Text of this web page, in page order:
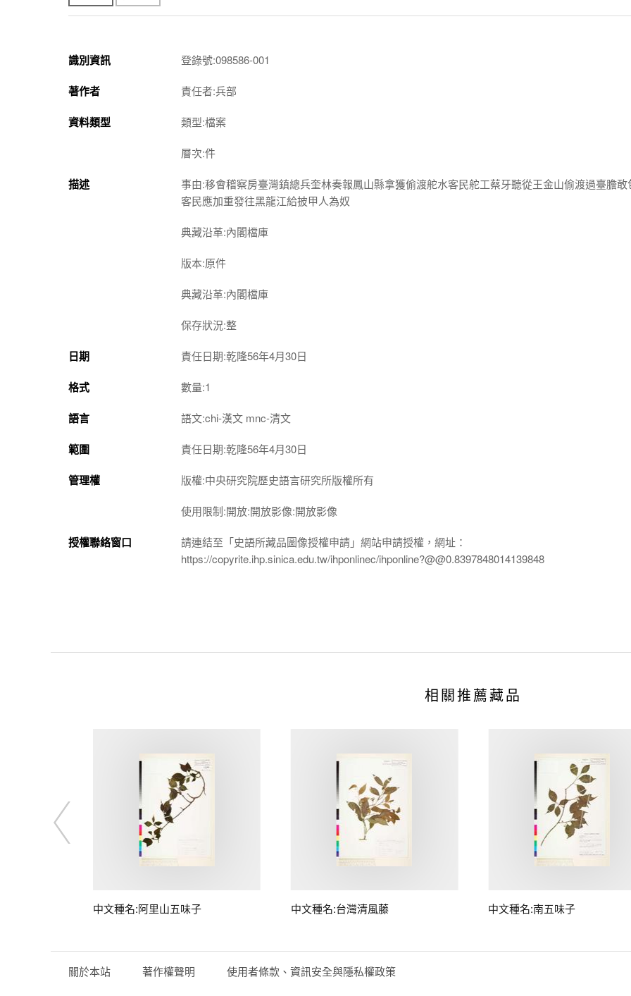
識別資訊 登錄號:098586-001
著作者 責任者:兵部
資料類型 類型:檔案
層次:件
描述
事由:移會稽察房臺灣鎮總兵奎林奏報鳳山縣拿獲偷渡舵水客民舵工蔡牙聽從王金山偷渡過臺膽敢
客民應加重發往黑龍江給披甲人為奴
典藏沿革:內閣檔庫
版本:原件
典藏沿革:內閣檔庫
保存狀況:整
日期 責任日期:乾隆56年4月30日
格式 數量:1
語言 語文:chi-漢文 mnc-清文
範圍 責任日期:乾隆56年4月30日
管理權 版權:中央研究院歷史語言研究所版權所有
使用限制:開放:開放影像:開放影像
授權聯絡窗口
請連結至「史語所藏品圖像授權申請」網站申請授權，網址：
https://copyrite.ihp.sinica.edu.tw/ihponlinec/ihponline?@@0.8397848014139848
相關推薦藏品
中文種名:阿里山五味子 中文種名:台灣清風藤 中文種名:南五味子
關於本站 著作權聲明 使用者條款、資訊安全與隱私權政策